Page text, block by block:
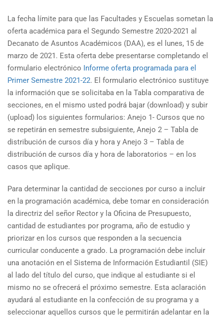
La fecha límite para que las Facultades y Escuelas sometan la
oferta académica para el Segundo Semestre 2020-2021 al
Decanato de Asuntos Académicos (DAA), es el lunes, 15 de
marzo de 2021. Esta oferta debe presentarse completando el
formulario electrónico Informe oferta programada para el
Primer Semestre 2021-22. El formulario electrónico sustituye
la información que se solicitaba en la Tabla comparativa de
secciones, en el mismo usted podrá bajar (download) y subir
(upload) los siguientes formularios: Anejo 1- Cursos que no
se repetirán en semestre subsiguiente, Anejo 2 – Tabla de
distribución de cursos día y hora y Anejo 3 – Tabla de
distribución de cursos día y hora de laboratorios – en los
casos que aplique.
Para determinar la cantidad de secciones por curso a incluir
en la programación académica, debe tomar en consideración
la directriz del señor Rector y la Oficina de Presupuesto,
cantidad de estudiantes por programa, año de estudio y
priorizar en los cursos que responden a la secuencia
curricular conducente a grado. La programación debe incluir
una anotación en el Sistema de Información Estudiantil (SIE)
al lado del título del curso, que indique al estudiante si el
mismo no se ofrecerá el próximo semestre. Esta aclaración
ayudará al estudiante en la confección de su programa y a
seleccionar aquellos cursos que le permitirán adelantar en la